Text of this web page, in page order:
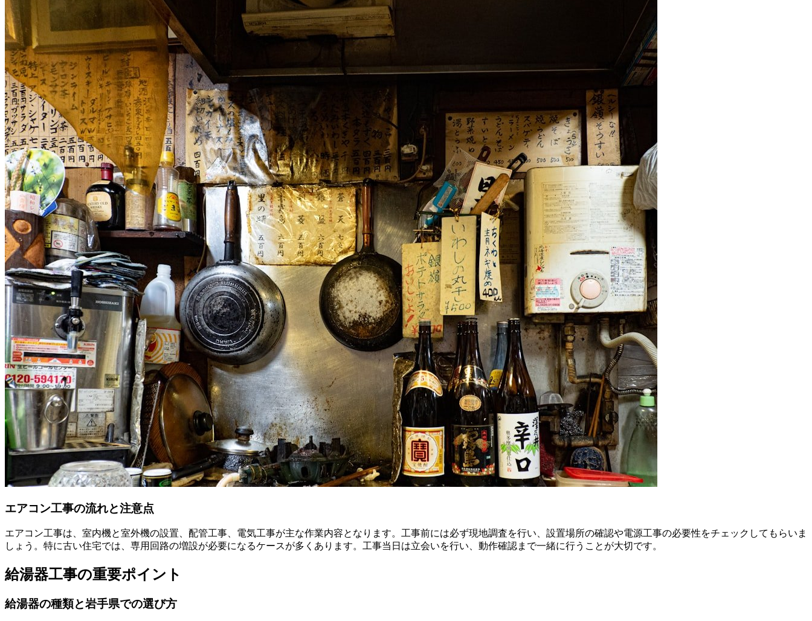
エアコン工事の流れと注意点
エアコン工事は、室内機と室外機の設置、配管工事、電気工事が主な作業内容となります。工事前には必ず現地調査を行い、設置場所の確認や電源工事の必要性をチェックしてもらいま
しょう。特に古い住宅では、専用回路の増設が必要になるケースが多くあります。工事当日は立会いを行い、動作確認まで一緒に行うことが大切です。
給湯器工事の重要ポイント
給湯器の種類と岩手県での選び方